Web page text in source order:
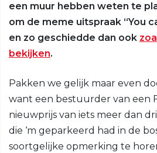
een muur hebben weten te
om de meme uitspraak “You
en zo geschiedde dan ook
bekijken.
Pakken we gelijk maar even
want een bestuurder van een
nieuwprijs van iets meer dan
die ‘m geparkeerd had in de
soortgelijke opmerking te